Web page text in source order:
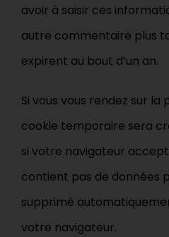
avoir à saisir ces
autre commentaire plus
expirent au bout d’un an.
Si vous vous rendez sur la
cookie temporaire sera
si votre navigateur
contient pas de données
supprimé
votre navigateur.